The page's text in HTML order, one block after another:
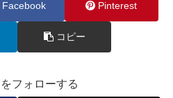
Facebook Pinterest
コピー
フォローする